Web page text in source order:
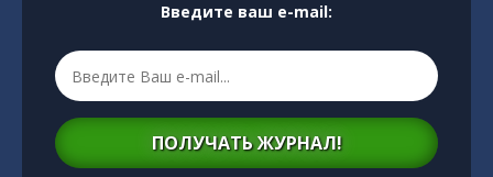
Введите ваш e-mail:
ПОЛУЧАТЬ ЖУРНАЛ!